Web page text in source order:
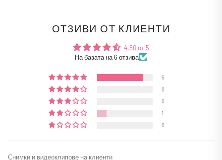
ОТЗИВИ ОТ КЛИЕНТИ
4.50 от 5
На базата на 6 отзива
5
0
0
1
0
Снимки и видеоклипове на клиенти